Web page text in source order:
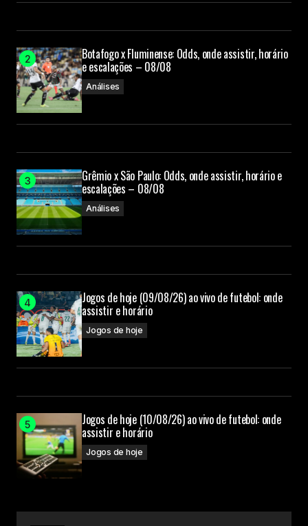
Botafogo x Fluminense: Odds, onde assistir, horário
e escalações – 08/08
Análises
Grêmio x São Paulo: Odds, onde assistir, horário e
escalações – 08/08
Análises
Jogos de hoje (09/08/26) ao vivo de futebol: onde
assistir e horário
Jogos de hoje
Jogos de hoje (10/08/26) ao vivo de futebol: onde
assistir e horário
Jogos de hoje